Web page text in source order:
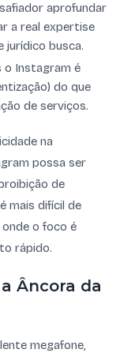
aprofundar
a real expertise
jurídico busca.
o Instagram é
do que
de serviços.
na
possa ser
de
mais difícil de
o foco é
rápido.
Âncora da
megafone,